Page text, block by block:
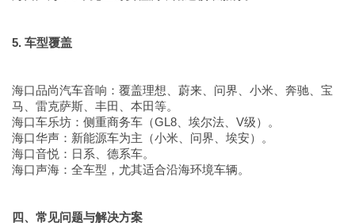
5. 车型覆盖
海口品尚汽车音响：覆盖理想、蔚来、问界、小米、奔驰、宝
马、雷克萨斯、丰田、本田等。
海口车乐坊：侧重商务车（GL8、埃尔法、V级）。
海口华声：新能源车为主（小米、问界、埃安）。
海口音悦：日系、德系车。
海口声海：全车型，尤其适合沿海环境车辆。
四、常见问题与解决方案